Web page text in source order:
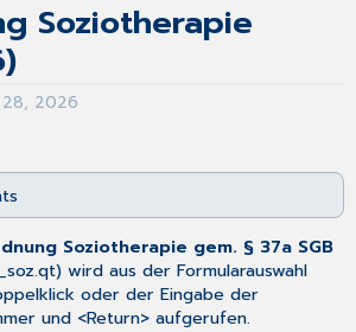
Soziotherapie
28, 2026
Soziotherapie gem. § 37a SGB
wird aus derFormularauswahl
oder der Eingabe der
und <Return> aufgerufen.